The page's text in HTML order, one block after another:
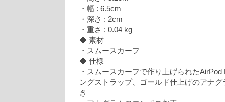
・幅 : 6.5cm
・深さ : 2cm
・重さ : 0.04 kg
◆ 素材
・スムースカーフ
◆ 仕様
・スムースカーフで作り上げられた
ングストラップ、ゴールド仕上げのアナ
き